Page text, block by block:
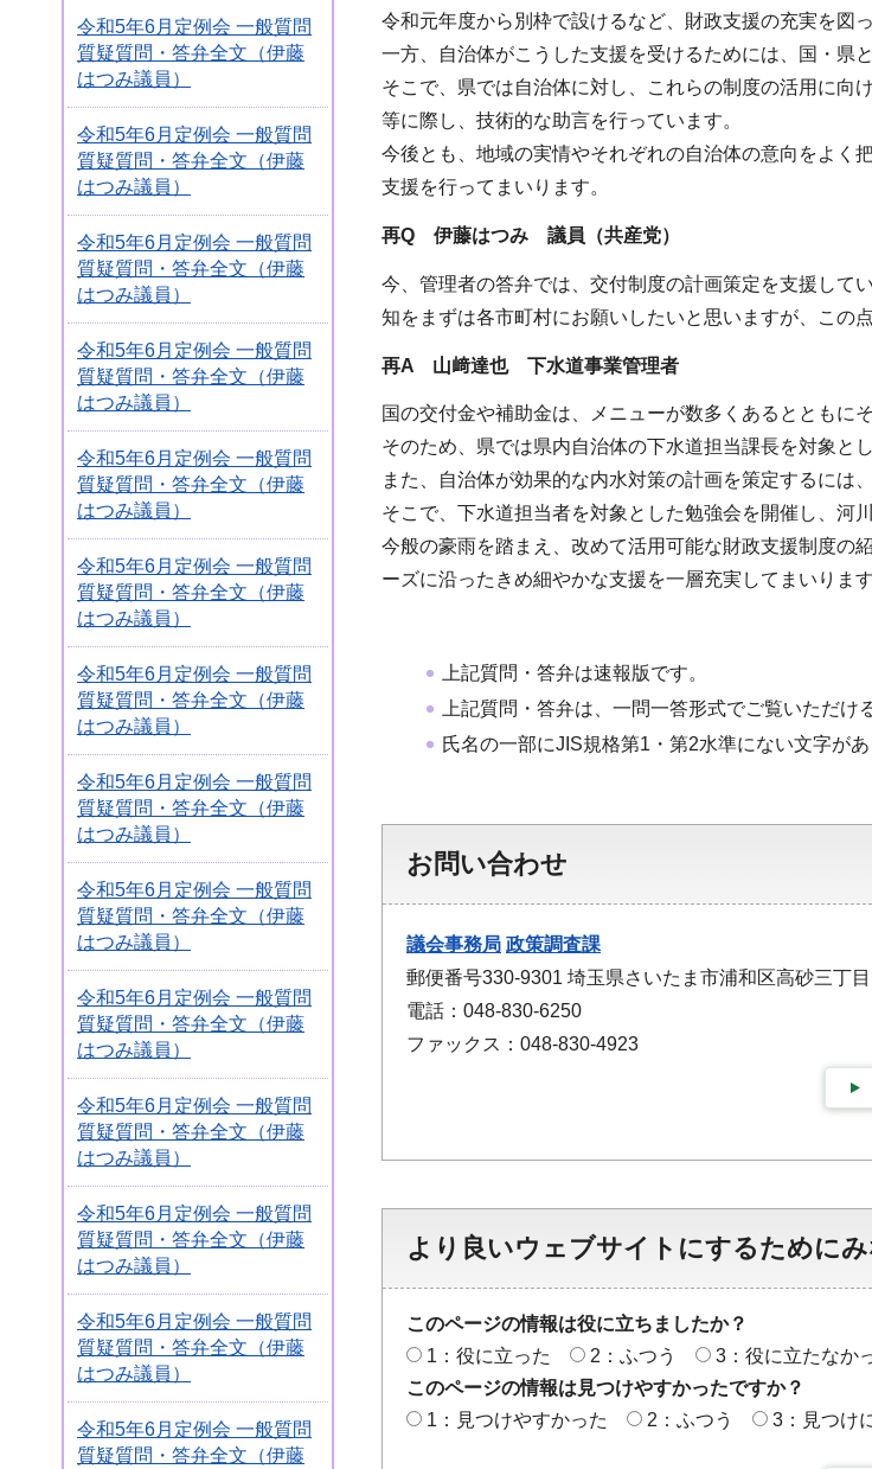
令和5年6月定例会 一般質問
質疑質問・答弁全文（伊藤
はつみ議員）
令和5年6月定例会 一般質問
質疑質問・答弁全文（伊藤
はつみ議員）
令和5年6月定例会 一般質問
質疑質問・答弁全文（伊藤
はつみ議員）
令和5年6月定例会 一般質問
質疑質問・答弁全文（伊藤
はつみ議員）
令和5年6月定例会 一般質問
質疑質問・答弁全文（伊藤
はつみ議員）
令和5年6月定例会 一般質問
質疑質問・答弁全文（伊藤
はつみ議員）
令和5年6月定例会 一般質問
質疑質問・答弁全文（伊藤
はつみ議員）
令和5年6月定例会 一般質問
質疑質問・答弁全文（伊藤
はつみ議員）
令和5年6月定例会 一般質問
質疑質問・答弁全文（伊藤
はつみ議員）
令和5年6月定例会 一般質問
質疑質問・答弁全文（伊藤
はつみ議員）
令和5年6月定例会 一般質問
質疑質問・答弁全文（伊藤
はつみ議員）
令和5年6月定例会 一般質問
質疑質問・答弁全文（伊藤
はつみ議員）
令和5年6月定例会 一般質問
質疑質問・答弁全文（伊藤
はつみ議員）
令和5年6月定例会 一般質問
質疑質問・答弁全文（伊藤
令和元年度から別枠で設けるなど、財政支援の充実を図っ
一方、自治体がこうした支援を受けるためには、国・県
そこで、県では自治体に対し、これらの制度の活用に向
等に際し、技術的な助言を行っています。
今後とも、地域の実情やそれぞれの自治体の意向をよく
支援を行ってまいります。
再Q 伊藤はつみ 議員（共産党）
今、管理者の答弁では、交付制度の計画策定を支援して
知をまずは各市町村にお願いしたいと思いますが、この
再A 山﨑達也 下水道事業管理者
国の交付金や補助金は、メニューが数多くあるとともに
そのため、県では県内自治体の下水道担当課長を対象と
また、自治体が効果的な内水対策の計画を策定するには
そこで、下水道担当者を対象とした勉強会を開催し、河
今般の豪雨を踏まえ、改めて活用可能な財政支援制度の
ーズに沿ったきめ細やかな支援を一層充実してまいります
上記質問・答弁は速報版です。
上記質問・答弁は、一問一答形式でご覧いただ
氏名の一部にJIS規格第1・第2水準にない文字が
お問い合わせ
議会事務局 政策調査課
郵便番号330-9301 埼玉県さいたま市浦和区高砂三丁
電話：048-830-6250
ファックス：048-830-4923
より良いウェブサイトにするために
このページの情報は役に立ちましたか？
1：役に立った
2：ふつう
3：役に立たなか
このページの情報は見つけやすかったですか？
1：見つけやすかった
2：ふつう 3：見つけ